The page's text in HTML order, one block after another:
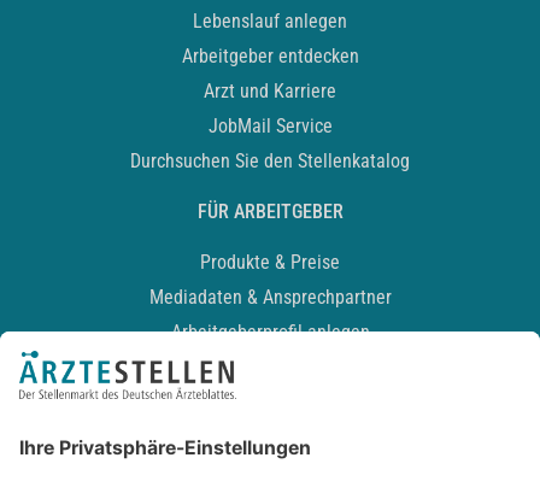
Lebenslauf anlegen
Arbeitgeber entdecken
Arzt und Karriere
JobMail Service
Durchsuchen Sie den Stellenkatalog
FÜR ARBEITGEBER
Produkte & Preise
Mediadaten & Ansprechpartner
Arbeitgeberprofil anlegen
Recruiting-Podcast